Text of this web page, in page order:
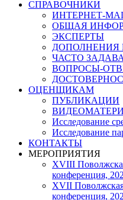
СПРАВОЧНИКИ
ИНТЕРНЕТ-
ОБЩАЯ
ЭКСПЕРТЫ
ДОПОЛНЕНИЯ
ЧАСТО
ВОПРОСЫ-
ОЦЕНЩИКАМ
ПУБЛИКАЦИИ
Исследование
Исследование
КОНТАКТЫ
МЕРОПРИЯТИЯ
XVIII
конференция,
XVII Поволжская
конференция,